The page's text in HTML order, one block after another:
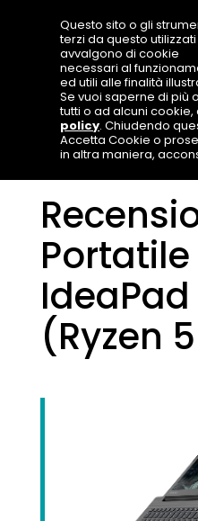
IdeaPad
(Ryzen
Questo sito o gli
terzi da questo utilizzati
avvalgono di cookie
necessari al
ed utili alle finalità
Se vuoi saperne di più
tutti o ad alcuni cookie,
policy. Chiudendo
Accetta Cookie o
in altra maniera,